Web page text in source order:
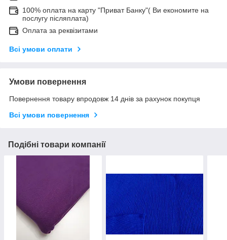
100% оплата на карту "Приват Банку"( Ви економите на
послугу післяплата)
Оплата за реквізитами
Всі умови оплати
Умови повернення
Повернення товару впродовж 14 днів за рахунок покупця
Всі умови повернення
Подібні товари компанії